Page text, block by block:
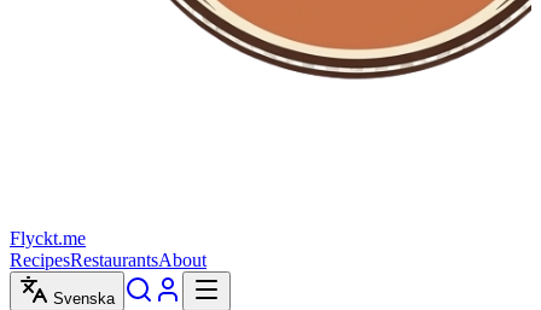
Flyckt.me
RecipesRestaurantsAbout
Svenska